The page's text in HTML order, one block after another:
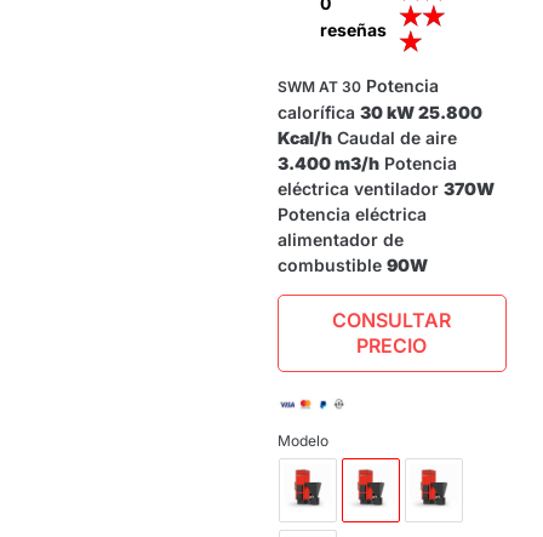
reseñas ★★
★
SWM AT 30Potencia
calorífica 30 kW 25.800
Kcal/hCaudal de aire
3.400 m3/hPotencia
eléctrica ventilador 370W
Potencia eléctrica
alimentador de
combustible 90W
CONSULTAR
PRECIO
Modelo